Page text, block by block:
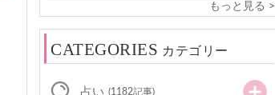
もっと見る >
CATEGORIES カテゴリー
占い (1182記事)